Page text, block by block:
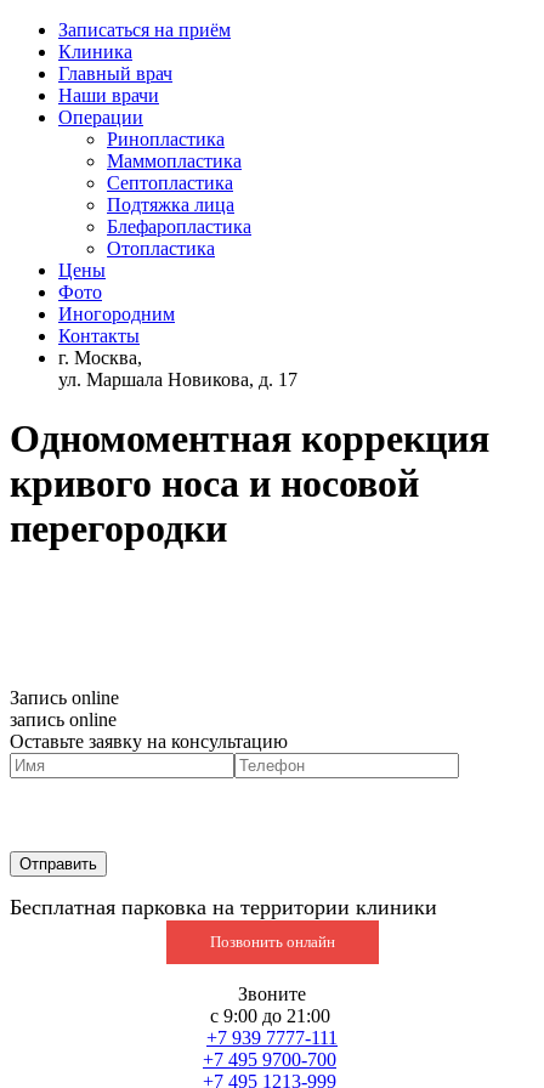
Записаться на приём
Клиника
Главный врач
Наши врачи
Операции
Ринопластика
Маммопластика
Септопластика
Подтяжка лица
Блефаропластика
Отопластика
Цены
Фото
Иногородним
Контакты
г. Москва,
ул. Маршала Новикова, д. 17
Одномоментная коррекция
кривого носа и носовой
перегородки
Запись online
запись online
Оставьте заявку на консультацию
Бесплатная парковка на территории клиники
Позвонить онлайн
Звоните
с 9:00 до 21:00
+7 939 7777-111
+7 495 9700-700
+7 495 1213-999